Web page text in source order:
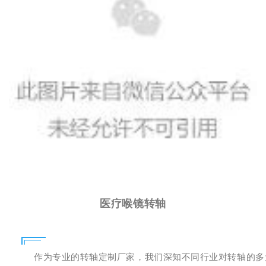
医疗喉镜转轴
作为专业的转轴定制厂家，我们深知不同行业对转轴的